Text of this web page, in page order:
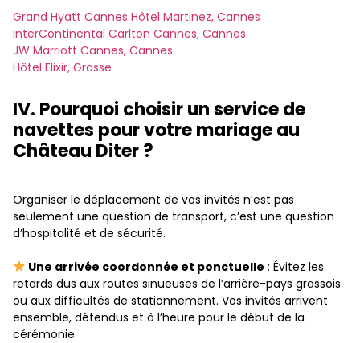
Grand Hyatt Cannes Hôtel Martinez, Cannes
InterContinental Carlton Cannes, Cannes
JW Marriott Cannes, Cannes
Hôtel Elixir, Grasse
IV. Pourquoi choisir un service de
navettes pour votre mariage au
Château Diter ?
Organiser le déplacement de vos invités n’est pas
seulement une question de transport, c’est une question
d’hospitalité et de sécurité.
Une arrivée coordonnée et ponctuelle : Évitez les
retards dus aux routes sinueuses de l’arrière-pays grassois
ou aux difficultés de stationnement. Vos invités arrivent
ensemble, détendus et à l’heure pour le début de la
cérémonie.